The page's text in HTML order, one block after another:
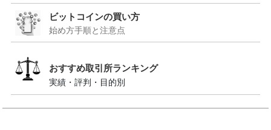
ビットコインの買い方
始め方手順と注意点
おすすめ取引所ランキング
実績・評判・目的別